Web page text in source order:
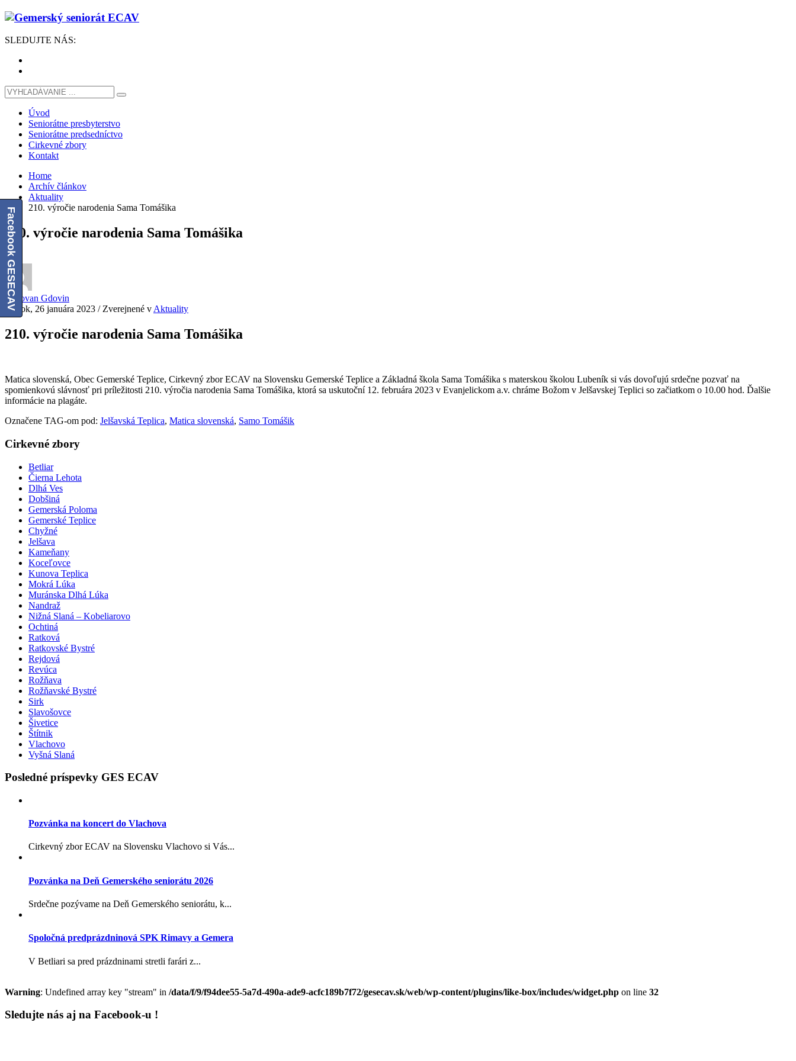
SLEDUJTE NÁS:
Úvod
Seniorátne presbyterstvo
Seniorátne predsedníctvo
Cirkevné zbory
Kontakt
Home
Archív článkov
Aktuality
210. výročie narodenia Sama Tomášika
210. výročie narodenia Sama Tomášika
1
Radovan Gdovin
štvrtok, 26 januára 2023 / Zverejnené v Aktuality
210. výročie narodenia Sama Tomášika
Matica slovenská, Obec Gemerské Teplice, Cirkevný zbor ECAV na Slovensku Gemerské Teplice a Základná škola Sama Tomášika s materskou školou Lubeník si vás dovoľujú srdečne pozvať na
spomienkovú slávnosť pri príležitosti 210. výročia narodenia Sama Tomášika, ktorá sa uskutoční 12. februára 2023 v Evanjelickom a.v. chráme Božom v Jelšavskej Teplici so začiatkom o 10.00 hod. Ďalšie
informácie na plagáte.
Označene TAG-om pod: Jelšavská Teplica, Matica slovenská, Samo Tomášik
Cirkevné zbory
Betliar
Čierna Lehota
Dlhá Ves
Dobšiná
Gemerská Poloma
Gemerské Teplice
Chyžné
Jelšava
Kameňany
Koceľovce
Kunova Teplica
Mokrá Lúka
Muránska Dlhá Lúka
Nandraž
Nižná Slaná – Kobeliarovo
Ochtiná
Ratková
Ratkovské Bystré
Rejdová
Revúca
Rožňava
Rožňavské Bystré
Sirk
Slavošovce
Šivetice
Štítnik
Vlachovo
Vyšná Slaná
Posledné príspevky GES ECAV
Pozvánka na koncert do Vlachova
Cirkevný zbor ECAV na Slovensku Vlachovo si Vás...
Pozvánka na Deň Gemerského seniorátu 2026
Srdečne pozývame na Deň Gemerského seniorátu, k...
Spoločná predprázdninová SPK Rimavy a Gemera
V Betliari sa pred prázdninami stretli farári z...
Warning: Undefined array key "stream" in /data/f/9/f94dee55-5a7d-490a-ade9-acfc189b7f72/gesecav.sk/web/wp-content/plugins/like-box/includes/widget.php on line 32
Sledujte nás aj na Facebook-u !
Facebook GESECAV